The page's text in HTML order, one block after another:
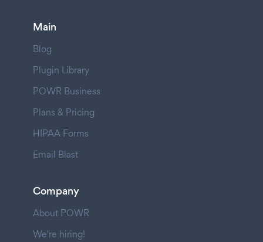
Main
Blog
Plugin Library
POWR Business
Plans & Pricing
HIPAA Forms
Email Blast
Company
About POWR
We're hiring!